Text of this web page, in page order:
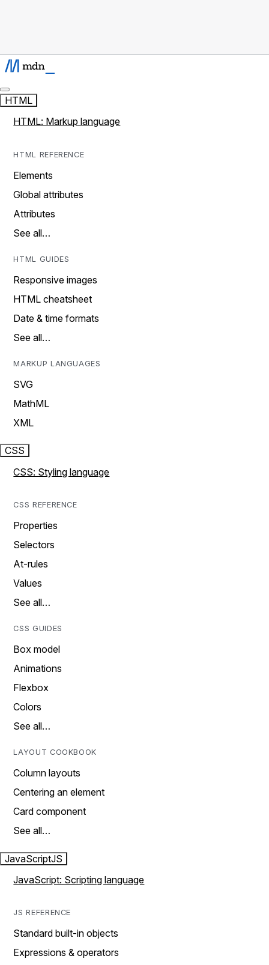
HTML
HTML: Markup language
HTML REFERENCE
Elements
Global attributes
Attributes
See all…
HTML GUIDES
Responsive images
HTML cheatsheet
Date & time formats
See all…
MARKUP LANGUAGES
SVG
MathML
XML
CSS
CSS: Styling language
CSS REFERENCE
Properties
Selectors
At-rules
Values
See all…
CSS GUIDES
Box model
Animations
Flexbox
Colors
See all…
LAYOUT COOKBOOK
Column layouts
Centering an element
Card component
See all…
JavaScriptJS
JavaScript: Scripting language
JS REFERENCE
Standard built-in objects
Expressions & operators